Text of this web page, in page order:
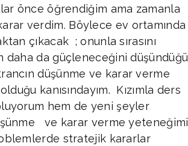
önce öğrendiğim ama zamanla
verdim. Böylece ev ortamında
çıkacak ; onunla sırasını
daha da güçleneceğini
düşünme ve karar verme
kanısındayım. Kızımla ders
hem de yeni şeyler
ve karar verme
stratejik kararlar